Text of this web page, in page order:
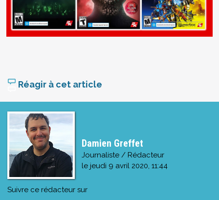
Réagir à cet article
Damien Greffet
Journaliste / Rédacteur
le jeudi 9 avril 2020, 11:44
Suivre ce rédacteur sur